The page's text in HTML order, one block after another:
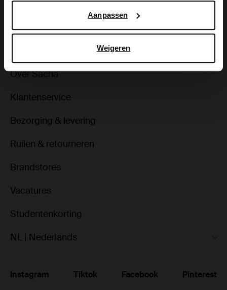
Aanpassen
Weigeren
Over Sacha
Klantenservice
Bezorging & levering
Ruilen & retourneren
Brandstores
Vacatures
Studentenkorting
NL | Nederlands
Instagram Tiktok Facebook Pinterest